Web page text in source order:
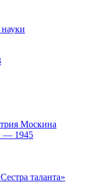
Москина
— 1945
таланта»